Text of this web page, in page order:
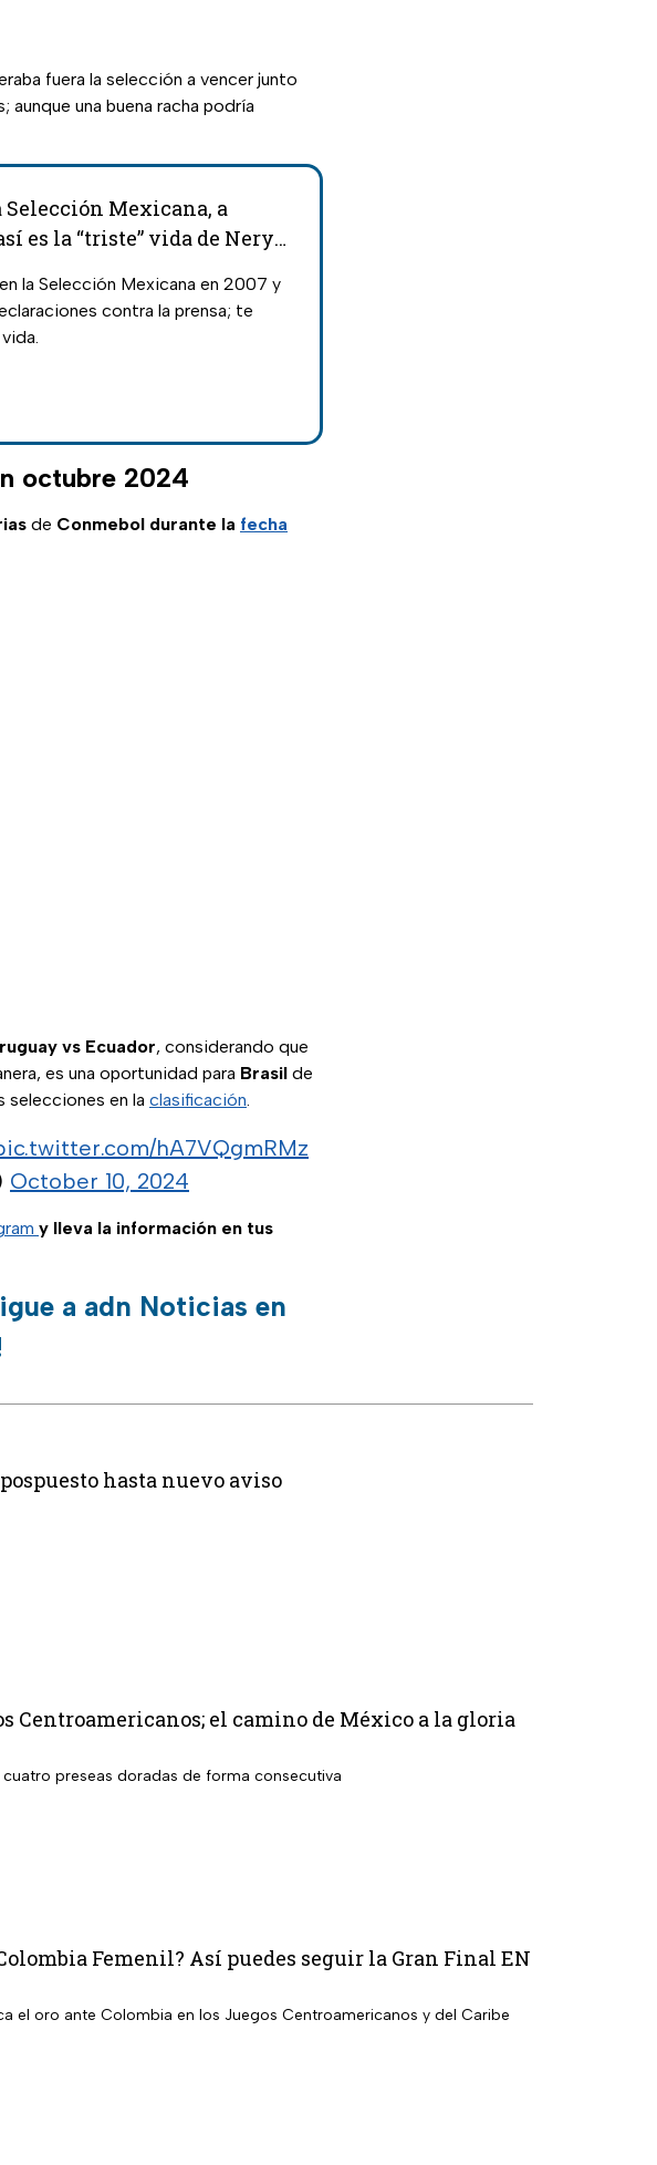
fuera la selección a vencer junto
una buena racha podría
Mexicana, a
es la “triste” vida de Nery
la Selección Mexicana en 2007 y
contra la prensa; te
octubre 2024
de Conmebol durante la fecha
vs Ecuador, considerando que
es una oportunidad para Brasil de
selecciones en la clasificación.
hA7VQgmRMz
October 10, 2024
y lleva la información en tus
a adn Noticias en
hasta nuevo aviso
Centroamericanos; el camino de México a la gloria
preseas doradas de forma consecutiva
Femenil? Así puedes seguir la Gran Final EN
el oro ante Colombia en los Juegos Centroamericanos y del Caribe